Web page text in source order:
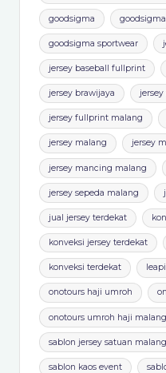
goodsigma
goodsigma sportwear
jersey baseball fullprint
jersey brawijaya
jersey fullprint malang
jersey malang jersey
jersey mancing malang
jersey sepeda malang
jual jersey terdekat
konveksi jersey terdekat
konveksi terdekat
onotours haji umroh
onotours umroh haji malang
sablon jersey satuan malang
sablon kaos event